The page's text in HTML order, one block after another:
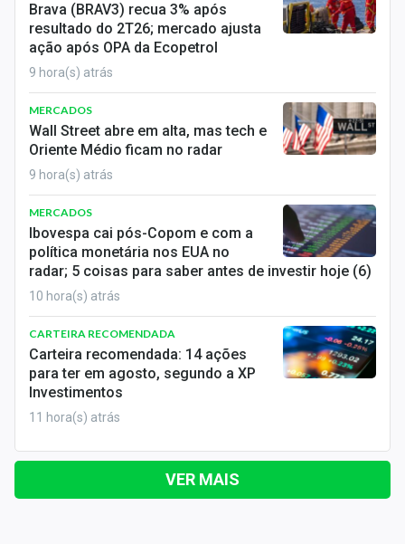
Brava (BRAV3) recua 3% após
resultado do 2T26; mercado ajusta
ação após OPA da Ecopetrol
9 hora(s) atrás
MERCADOS
Wall Street abre em alta, mas tech e
Oriente Médio ficam no radar
9 hora(s) atrás
MERCADOS
Ibovespa cai pós-Copom e com a
política monetária nos EUA no
radar; 5 coisas para saber antes de investir hoje (6)
10 hora(s) atrás
CARTEIRA RECOMENDADA
Carteira recomendada: 14 ações
para ter em agosto, segundo a XP
Investimentos
11 hora(s) atrás
VER MAIS